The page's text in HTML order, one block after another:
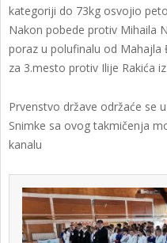
kategoriji do 73kg osvojio
Nakon pobede protiv Mihaila
poraz u polufinalu od Mahajla
za 3.mesto protiv Ilije Rakića
Prvenstvo države održaće se
Snimke sa ovog takmičenja
kanalu